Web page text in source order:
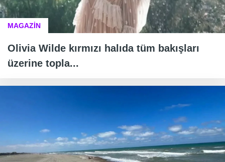
MAGAZİN
Olivia Wilde kırmızı halıda tüm bakışları
üzerine topla...